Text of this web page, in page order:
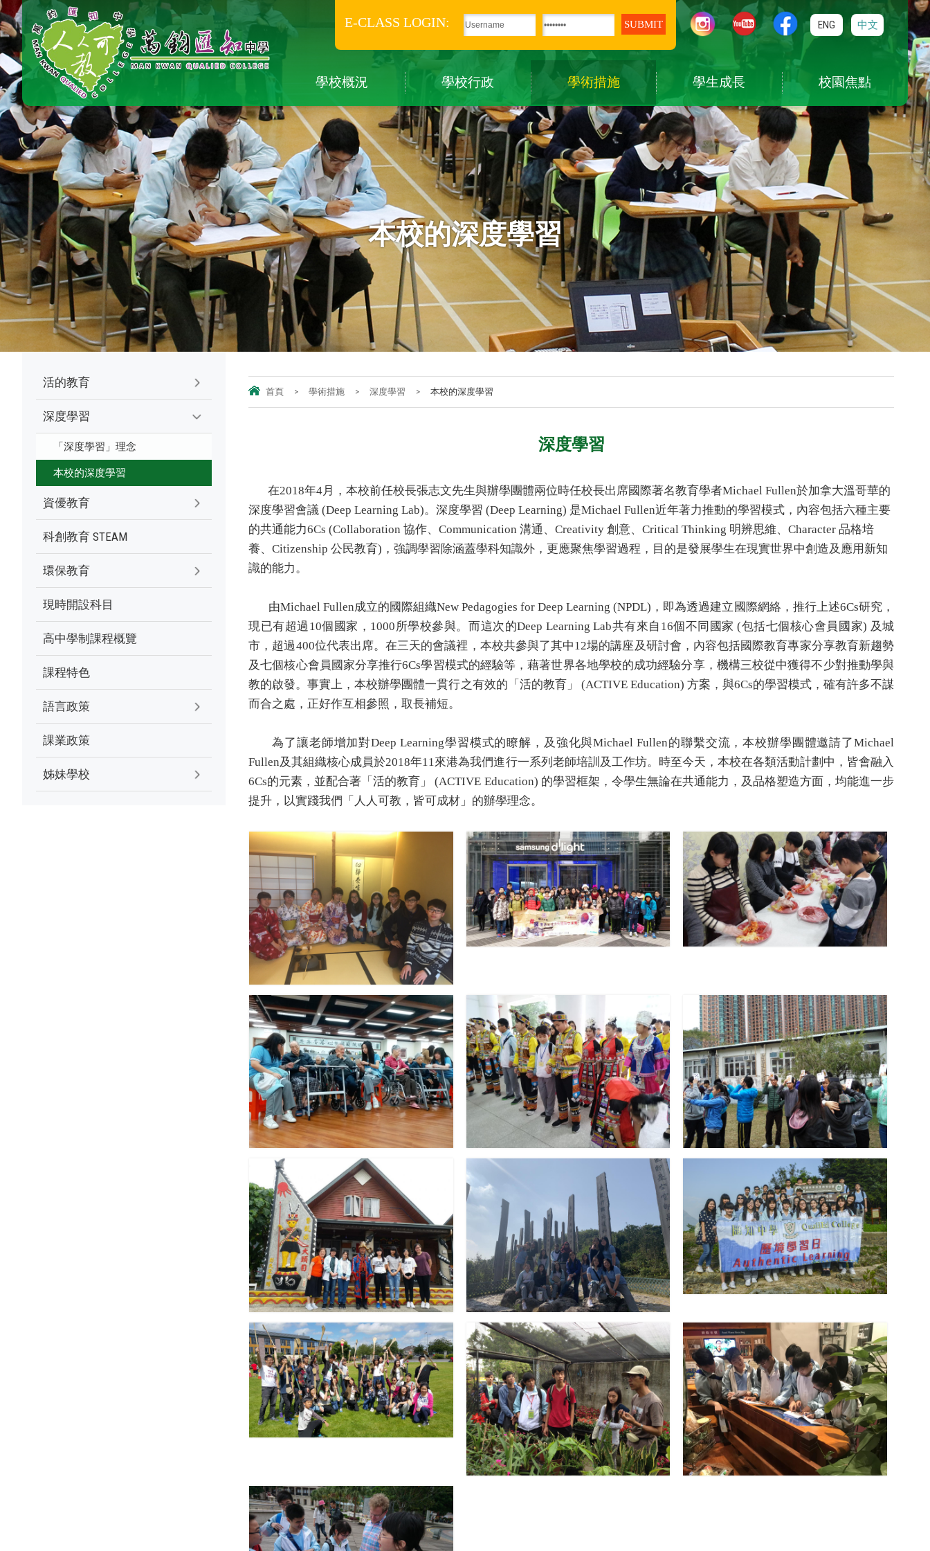
ENG 中文
E-CLASS LOGIN:
學校概況 學校行政 學術措施 學生成長 校園焦點
本校的深度學習
首頁 > 學術措施 > 深度學習 > 本校的深度學習
深度學習
在2018年4月，本校前任校長張志文先生與辦學團體兩位時任校長出席國際著名教育學者Michael Fullen於加拿大溫哥華的
深度學習會議 (Deep Learning Lab)。深度學習 (Deep Learning) 是Michael Fullen近年著力推動的學習模式，內容包括六種主要
的共通能力6Cs (Collaboration 協作、Communication 溝通 、Creativity 創意、Critical Thinking 明辨思維、Character 品格培
養、Citizenship 公民教育) ，強調學習除涵蓋學科知識外，更應聚焦學習過程，目的是發展學生在現實世界中創造及應用新知
識的能力。
由Michael Fullen成立的國際組織New Pedagogies for Deep Learning (NPDL) ，即為透過建立國際網絡，推行上述6Cs研究，
現已有超過 10個國家， 1000所學校參與。而這次的Deep Learning Lab共有來自 16個不同國家 (包括七個核心會員國家) 及城
市，超過400位代表出席。在三天的會議裡，本校共參與了其中12場的講座及研討會，內容包括國際教育專家分享教育新趨勢
及七個核心會員國家分享推行6Cs學習模式的經驗等，藉著世界各地學校的成功經驗分享，機構三校從中獲得不少對推動學與
教的啟發。事實上，本校辦學團體一貫行之有效的「活的教育」
(ACTIVE Education) 方案，與6Cs的學習模式，確有許多不謀
而合之處，正好作互相參照，取長補短。
為了讓老師增加對Deep Learning學習模式的瞭解，及強化與Michael Fullen的聯繫交流，本校辦學團體邀請了Michael
Fullen及其組織核心成員於2018年11來港為我們進行一系列老師培訓及工作坊。時至今天，本校在各類活動計劃中，皆會融入
6Cs的元素，並配合著「活的教育」 (ACTIVE Education) 的學習框架，令學生無論在共通能力，及品格塑造方面，均能進一步
提升，以實踐我們「人人可教，皆可成材」的辦學理念。
活的教育
深度學習
「深度學習」理念
本校的深度學習
資優教育
科創教育 STEAM
環保教育
現時開設科目
高中學制課程概覽
課程特色
語言政策
課業政策
姊妹學校